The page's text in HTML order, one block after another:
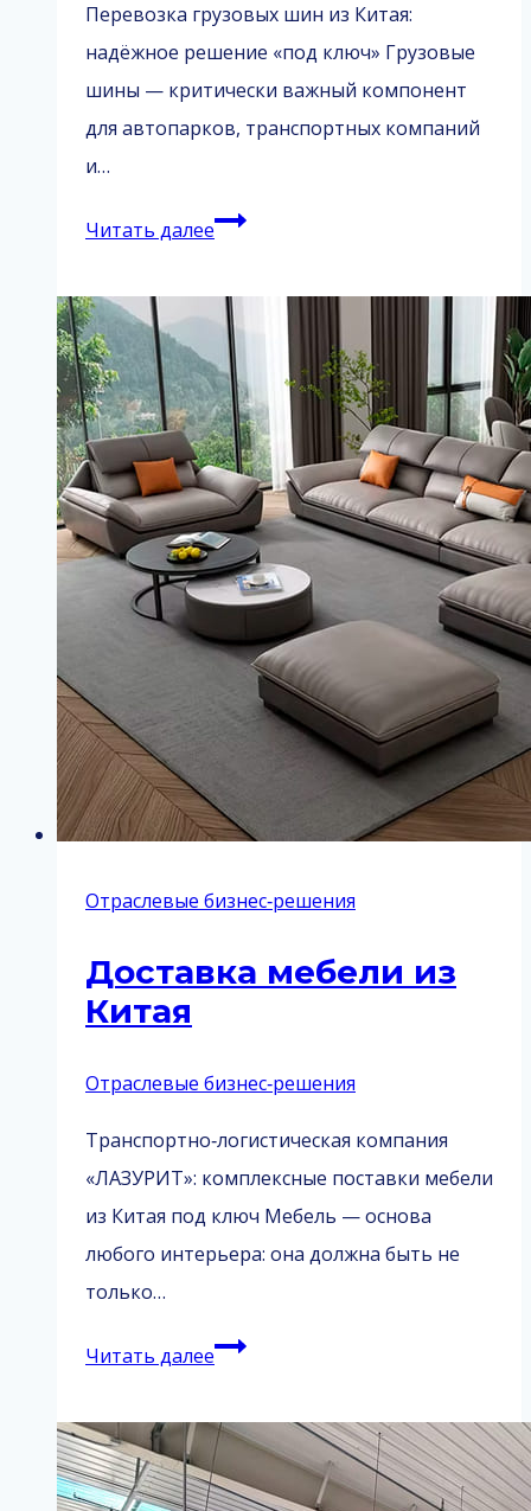
Перевозка грузовых шин из Китая:
надёжное решение «под ключ» Грузовые
шины — критически важный компонент
для автопарков, транспортных компаний
и…
Читать далееПеревозка
шин
из
Китая
Отраслевые бизнес‑решения
Доставка мебели из
Китая
Отраслевые бизнес‑решения
Транспортно‑логистическая компания
«ЛАЗУРИТ»: комплексные поставки мебели
из Китая под ключ Мебель — основа
любого интерьера: она должна быть не
только…
Читать далееДоставка
из
Китая